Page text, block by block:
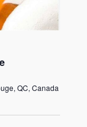
QC, Canada